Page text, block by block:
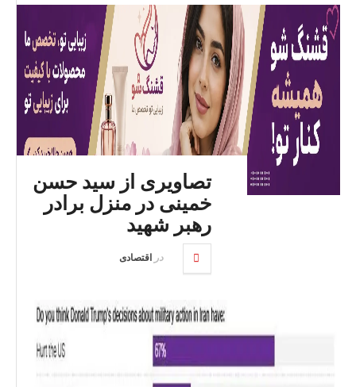
تصاویری از سید حسن
خمینی در منزل برادر
رهبر شهید
در اقتصادی